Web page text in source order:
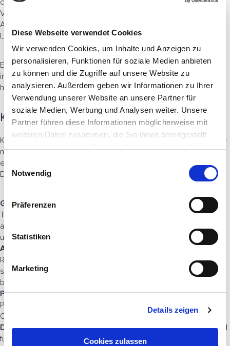
Diese Webseite verwendet Cookies
Wir verwenden Cookies, um Inhalte und Anzeigen zu
personalisieren, Funktionen für soziale Medien anbieten
zu können und die Zugriffe auf unsere Website zu
analysieren. Außerdem geben wir Informationen zu Ihrer
Verwendung unserer Website an unsere Partner für
soziale Medien, Werbung und Analysen weiter. Unsere
Partner führen diese Informationen möglicherweise mit
weiteren Daten zusammen, die Sie ihnen bereitgestellt
E
i
w
i
i
g
n
a
Notwendig
Präferenzen
Statistiken
Marketing
Details zeigen
Cookies zulassen
Vertrauen und Empathie gefragt sind: bei großen
Anlageentscheidungen, Nachfolgefragen oder
Lebensveränderungen.
Ein solches Modell erfordert jedoch konsistente Prozesse,
intelligente Automatisierung und eine klare Datenbasis – genau
hier greifen moderne CRM- & CX-Lösungen ineinander.
Künstliche Intelligenz als Gamechanger
Künstliche Intelligenz ist kein Selbstzweck, sondern der logische
nächste Schritt in der Evolution des Private Banking. Richtig
eingesetzt, unterstützen KI Berater und Banken in drei zentralen
Dimensionen:
Gesprächsvorbereitung:
Transaktionen und Markttrends und bereitet Gespräche
automatisch vor mit individuellen Insights, Themenvorschlägen
und Handlungsoptionen.
Automatisierte Kommunikation:
Routineanfragen, erstellt personalisierte Marktupdates oder
sendet relevante Portfolio-Hinweise in Echtzeit auf dem
bevorzugten Kanal des Kunden.
Proaktive Beratung:Durch Mustererkennung identifiziert KI
Potenziale für Nachinvestitionen, Risikobalancen oder ESG-
Optimierungen und schlägt automatisch Next Best Actions vor.
Das Ergebnis: mehr Relevanz für den Kunden, weniger Aufwand
für den Berater.